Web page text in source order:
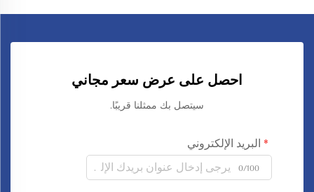
احصل على عرض سعر مجاني
سيتصل بك ممثلنا قريبًا.
البريد الإلكتروني
0/100